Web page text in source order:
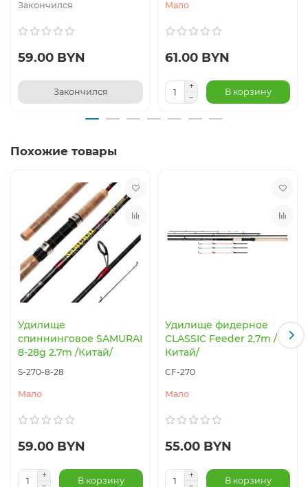
Закончился
59.00 BYN
Закончился
Мало
61.00 BYN
В корзину
Похожие товары
Удилище
спиннинговое SAMURAI
8-28g 2.7m /Китай/
S-270-8-28
Мало
59.00 BYN
В корзину
Удилище фидерное
CLASSIC Feeder 2,7m /
Китай/
CF-270
Мало
55.00 BYN
В корзину